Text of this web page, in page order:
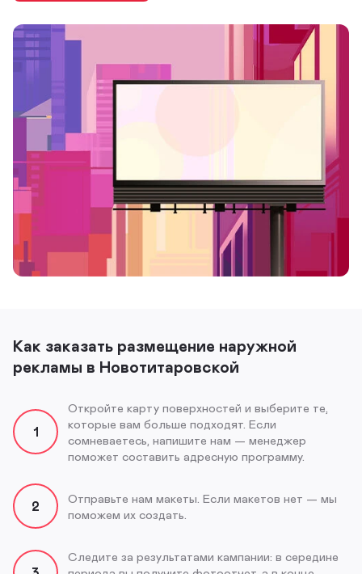
Как заказать размещение наружной
рекламы в Новотитаровской
1
Откройте карту поверхностей и выберите те,
которые вам больше подходят. Если
сомневаетесь, напишите нам — менеджер
поможет составить адресную программу.
2
Отправьте нам макеты. Если макетов нет — мы
поможем их создать.
Следите за результатами кампании: в середине